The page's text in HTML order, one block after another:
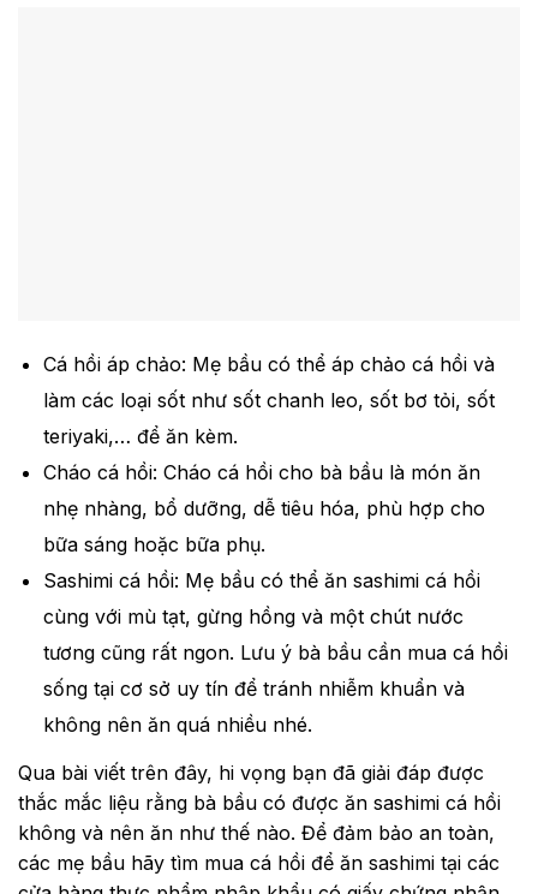
Cá hồi áp chảo: Mẹ bầu có thể áp chảo cá hồi và
làm các loại sốt như sốt chanh leo, sốt bơ tỏi, sốt
teriyaki,… để ăn kèm.
Cháo cá hồi: Cháo cá hồi cho bà bầu là món ăn
nhẹ nhàng, bổ dưỡng, dễ tiêu hóa, phù hợp cho
bữa sáng hoặc bữa phụ.
Sashimi cá hồi: Mẹ bầu có thể ăn sashimi cá hồi
cùng với mù tạt, gừng hồng và một chút nước
tương cũng rất ngon. Lưu ý bà bầu cần mua cá hồi
sống tại cơ sở uy tín để tránh nhiễm khuẩn và
không nên ăn quá nhiều nhé.
Qua bài viết trên đây, hi vọng bạn đã giải đáp được
thắc mắc liệu rằng bà bầu có được ăn sashimi cá hồi
không và nên ăn như thế nào. Để đảm bảo an toàn,
các mẹ bầu hãy tìm mua cá hồi để ăn sashimi tại các